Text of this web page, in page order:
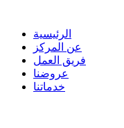
الرئيسية
عن المركز
فريق العمل
عروضنا
خدماتنا